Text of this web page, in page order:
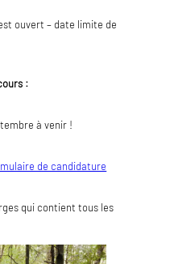
ouvert – date limite de
:
à venir !
de candidature
qui contient tous les